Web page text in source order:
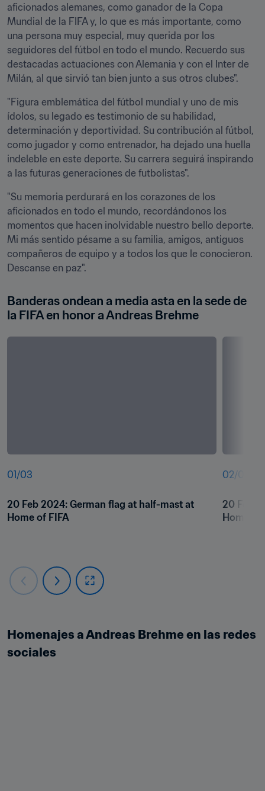
aficionados alemanes, como ganador de la Copa
Mundial de la FIFA y, lo que es más importante, como
una persona muy especial, muy querida por los
seguidores del fútbol en todo el mundo. Recuerdo sus
destacadas actuaciones con Alemania y con el Inter de
Milán, al que sirvió tan bien junto a sus otros clubes".
"Figura emblemática del fútbol mundial y uno de mis
ídolos, su legado es testimonio de su habilidad,
determinación y deportividad. Su contribución al fútbol,
como jugador y como entrenador, ha dejado una huella
indeleble en este deporte. Su carrera seguirá inspirando
a las futuras generaciones de futbolistas".
"Su memoria perdurará en los corazones de los
aficionados en todo el mundo, recordándonos los
momentos que hacen inolvidable nuestro bello deporte.
Mi más sentido pésame a su familia, amigos, antiguos
compañeros de equipo y a todos los que le conocieron.
Descanse en paz".
Banderas ondean a media asta en la sede de
la FIFA en honor a Andreas Brehme
01 /03
20 Feb 2024: German flag at half-mast at
Home of FIFA
02/03
20 Feb
Home of
Homenajes a Andreas Brehme en las redes
sociales